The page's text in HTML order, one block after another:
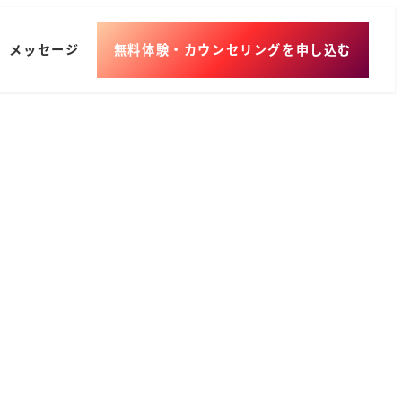
メッセージ 無料体験・カウンセリングを申し込む